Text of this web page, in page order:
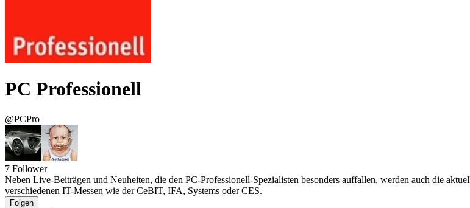
PC Professionell
@PCPro
7 Follower
Neben Live-Beiträgen und Neuheiten, die den PC-Professionell-Spezialisten besonders auffallen, werden auch die
verschiedenen IT-Messen wie der CeBIT, IFA, Systems oder CES.
Folgen